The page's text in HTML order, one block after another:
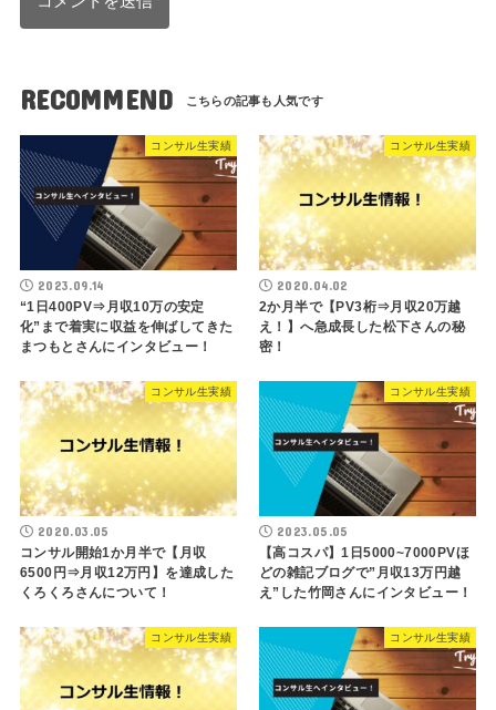
RECOMMEND
コンサル生実績
2023.09.14
“1日400PV⇒月収10万の安定
化”まで着実に収益を伸ばしてきた
まつもとさんにインタビュー！
コンサル生実績
2020.04.02
2か月半で【PV3桁⇒月収20万越
え！】へ急成長した松下さんの秘
密！
コンサル生実績
2020.03.05
コンサル開始1か月半で【月収
6500円⇒月収12万円】を達成した
くろくろさんについて！
コンサル生実績
2023.05.05
【高コスパ】1日5000~7000PVほ
どの雑記ブログで”月収13万円越
え”した竹岡さんにインタビュー！
コンサル生実績 コンサル生実績